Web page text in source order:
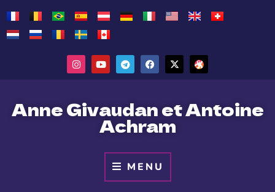
Anne Givaudan et Antoine
Achram
MENU